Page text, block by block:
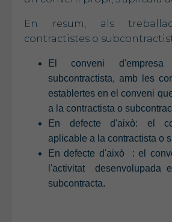
En resum, als
contractistes o
El conveni d'empresa
subcontractista, amb les
establertes en el conveni
a la contractista o
En defecte d'això: el
aplicable a la contractista o
En defecte d'això : el
l'activitat desenvolupada
subcontracta.